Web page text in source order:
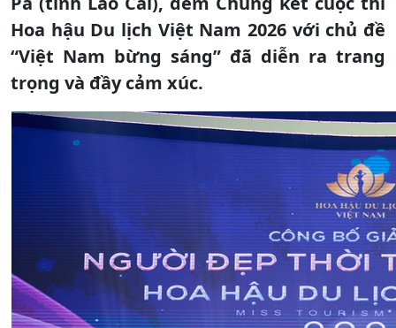
Hoa hậu Du lịch Việt Nam 2026 với chủ đề
“Việt Nam bừng sáng” đã diễn ra trang
trọng và đầy cảm xúc.